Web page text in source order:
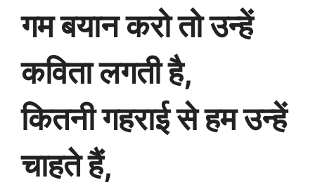
गम बयान करो तो उन्हें
कविता लगती है,
कितनी गहराई से हम उन्हें
चाहते हैं,